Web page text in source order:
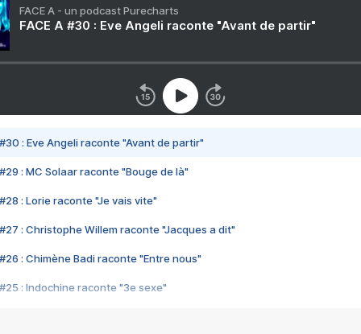
FACE A - un podcast Purecharts
FACE A #30 : Eve Angeli raconte "Avant de partir"
#30 : Eve Angeli raconte "Avant de partir"
#29 : MC Solaar raconte "Bouge de là"
#28 : Lorie raconte "Je vais vite"
#27 : Christophe Willem raconte "Jacques a dit"
#26 : Chimène Badi raconte "Entre nous"
#25 : Indochine raconte "3e sexe"